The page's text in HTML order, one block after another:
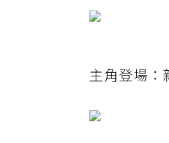
主角登場：